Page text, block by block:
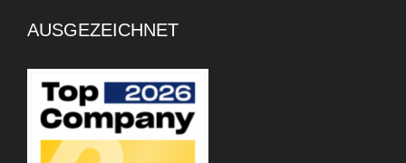
AUSGEZEICHNET